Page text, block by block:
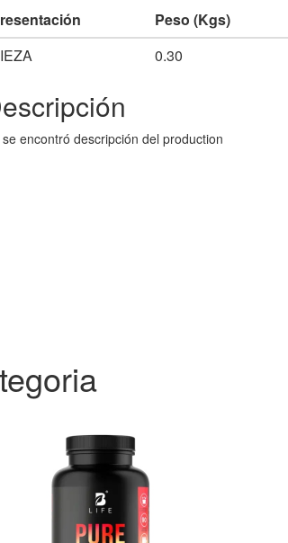
Peso (Kgs)
0.30
se encontró descripción del production